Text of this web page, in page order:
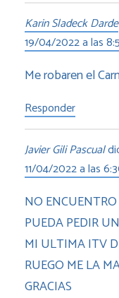
Karin Sladeck Darde
19/04/2022 a las
Me robaren el
Responder
Javier Gili Pascual
11/04/2022 a las
NO
PUEDA PEDIR
MI ULTIMA ITV
RUEGO ME LA
GRACIAS